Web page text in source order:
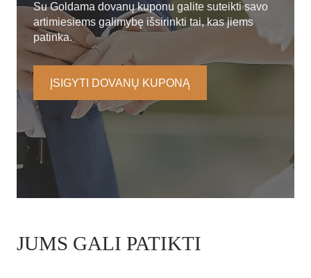
Su Goldama dovanų kuponu galite suteikti savo
artimiesiems galimybę išsirinkti tai, kas jiems
patinka.
ĮSIGYTI DOVANŲ KUPONĄ
JUMS GALI PATIKTI